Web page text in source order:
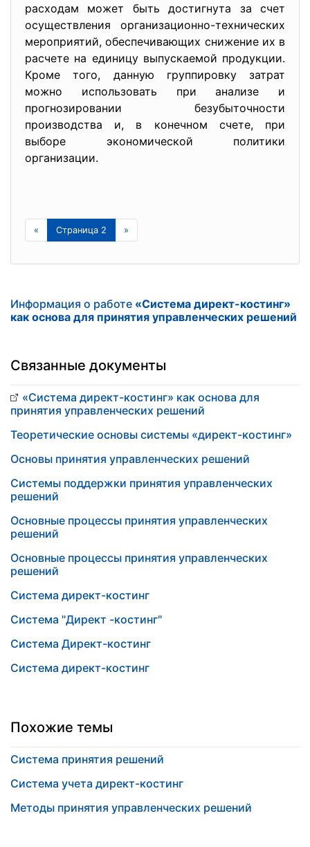
расходам может быть достигнута за счет
осуществления организационно-технических
мероприятий, обеспечивающих снижение их в
расчете на единицу выпускаемой продукции.
Кроме того, данную группировку затрат
можно использовать при анализе и
прогнозировании безубыточности
производства и, в конечном счете, при
выборе экономической политики
организации.
« Страница 2 »
Информация о работе «Система директ-костинг»
как основа для принятия управленческих решений
Связанные документы
«Система директ-костинг» как основа для
принятия управленческих решений
Теоретические основы системы «директ-костинг»
Основы принятия управленческих решений
Системы поддержки принятия управленческих
решений
Основные процессы принятия управленческих
решений
Основные процессы принятия управленческих
решений
Система директ-костинг
Система "Директ -костинг"
Система Директ-костинг
Система директ-костинг
Похожие темы
Система принятия решений
Система учета директ-костинг
Методы принятия управленческих решений